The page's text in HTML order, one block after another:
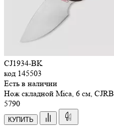
CJ1934-BK
код 145503
Есть в наличии
Нож складной Mica, 6 см, CJRB
5790
КУПИТЬ